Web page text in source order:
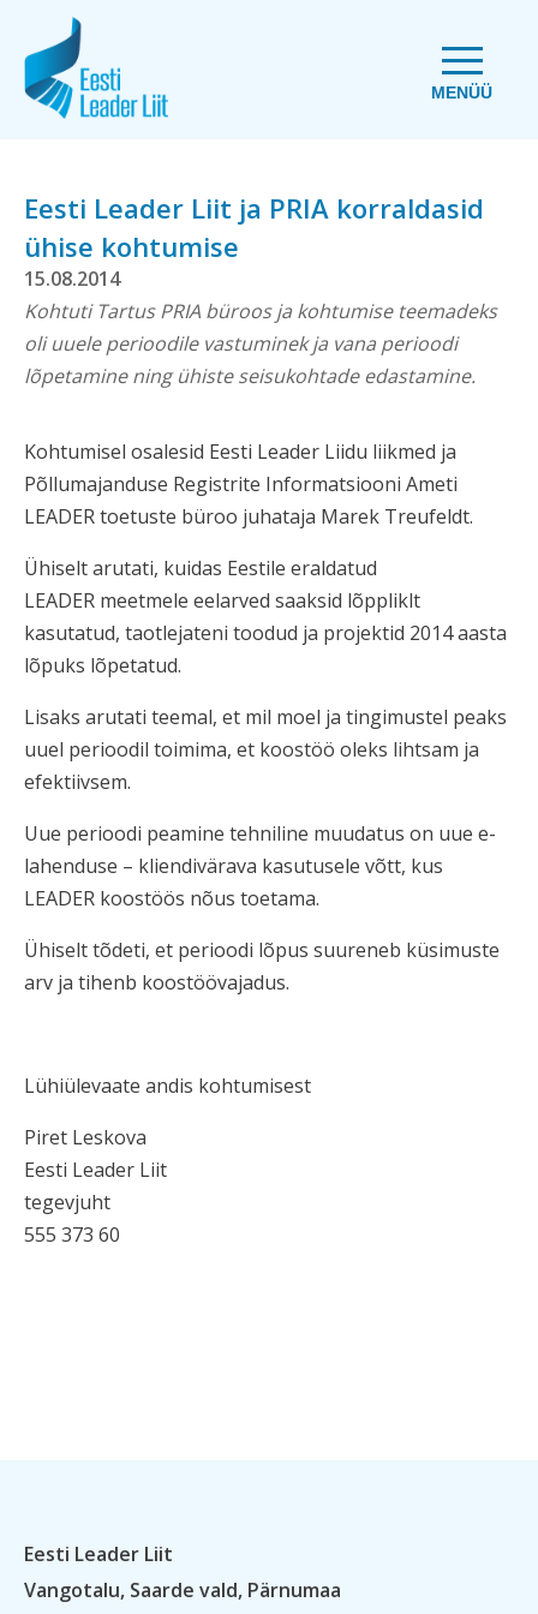
MENÜÜ
Eesti Leader Liit ja PRIA korraldasid
ühise kohtumise
15.08.2014
Kohtuti Tartus PRIA büroos ja kohtumise teemadeks
oli uuele perioodile vastuminek ja vana perioodi
lõpetamine ning ühiste seisukohtade edastamine.
Kohtumisel osalesid Eesti Leader Liidu liikmed ja
Põllumajanduse Registrite Informatsiooni Ameti
LEADER toetuste büroo juhataja Marek Treufeldt.
Ühiselt arutati, kuidas Eestile eraldatud
LEADER meetmele eelarved saaksid lõppliklt
kasutatud, taotlejateni toodud ja projektid 2014 aasta
lõpuks lõpetatud.
Lisaks arutati teemal, et mil moel ja tingimustel peaks
uuel perioodil toimima, et koostöö oleks lihtsam ja
efektiivsem.
Uue perioodi peamine tehniline muudatus on uue e-
lahenduse – kliendivärava kasutusele võtt, kus
LEADER koostöös nõus toetama.
Ühiselt tõdeti, et perioodi lõpus suureneb küsimuste
arv ja tihenb koostöövajadus.
Lühiülevaate andis kohtumisest
Piret Leskova
Eesti Leader Liit
tegevjuht
555 373 60
Eesti Leader Liit
Vangotalu, Saarde vald, Pärnumaa